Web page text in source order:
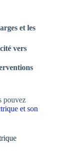
et les
vers
pouvez
et son